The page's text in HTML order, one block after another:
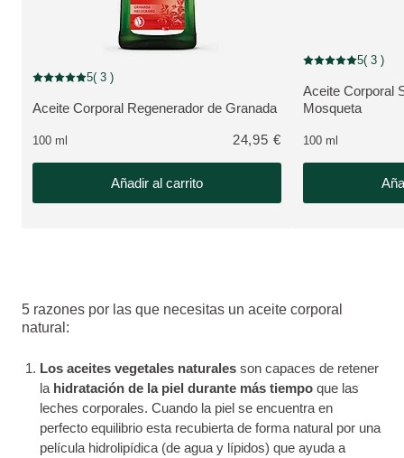
VER PRODUCTO:
Aceite Corporal Regenerador de Granada
Puntuación: 5 / 5 estrellas 3 valoraciones de usuarios
5( 3 )
100 ml 24,95 €
Añadir al carrito
VER
Aceite Corporal
Mosqueta
Puntuación: 5 / 5
5( 3 )
100 ml
5 razones por las que necesitas un aceite corporal
natural:
Los aceites vegetales naturales son capaces de retener
la hidratación de la piel durante más tiempo que las
leches corporales. Cuando la piel se encuentra en
perfecto equilibrio esta recubierta de forma natural por una
película hidrolipídica (de agua y lípidos) que ayuda a